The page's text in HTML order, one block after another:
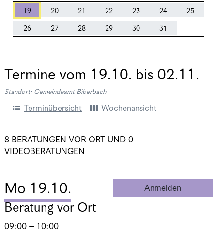
19 20 21 22 23 24 25
26 27 28 29 30 31
Termine vom 19.10. bis 02.11.
Standort: Gemeindeamt Biberbach
list Terminübersicht view_week Wochenansicht
8 BERATUNGEN VOR ORT UND 0
VIDEOBERATUNGEN
Mo 19.10. Anmelden
Beratung vor Ort
09:00 – 10:00